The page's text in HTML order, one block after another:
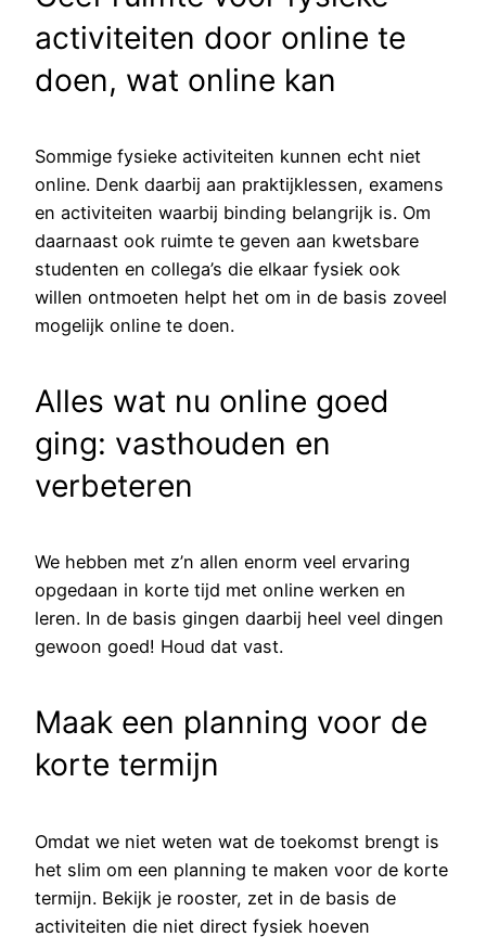
activiteiten door online te
doen, wat online kan
Sommige fysieke activiteiten kunnen echt niet
online. Denk daarbij aan praktijklessen, examens
en activiteiten waarbij binding belangrijk is. Om
daarnaast ook ruimte te geven aan kwetsbare
studenten en collega’s die elkaar fysiek ook
willen ontmoeten helpt het om in de basis zoveel
mogelijk online te doen.
Alles wat nu online goed
ging: vasthouden en
verbeteren
We hebben met z’n allen enorm veel ervaring
opgedaan in korte tijd met online werken en
leren. In de basis gingen daarbij heel veel dingen
gewoon goed! Houd dat vast.
Maak een planning voor de
korte termijn
Omdat we niet weten wat de toekomst brengt is
het slim om een planning te maken voor de korte
termijn. Bekijk je rooster, zet in de basis de
activiteiten die niet direct fysiek hoeven